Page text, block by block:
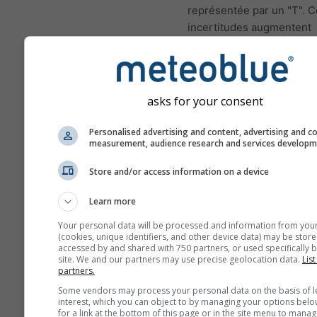
représentée par un "T".
incertitudes augmentent
jours de prévisions en
Les prévisions sont
de modèles "ensemble".
différentes variables de
seront calculés afin
mieux l'incertitude des
Plus de données météo
asks for your consent
Personalised advertising and content, advertising and
measurement, audience research and services
Store and/or access information on a device
Learn more
Your personal data will be processed and information from
(cookies, unique identifiers, and other device data) may be
accessed by and shared with 750 partners, or used specifically
site. We and our partners may use precise geolocation data.
partners.
Some vendors may process your personal data on the basis of
interest, which you can object to by managing your options
for a link at the bottom of this page or in the site menu to